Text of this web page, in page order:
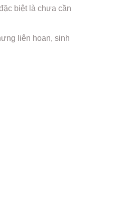
biệt là chưa cần
liên hoan, sinh